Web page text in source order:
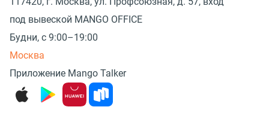
под вывеской MANGO OFFICE
Будни, с 9:00–19:00
Москва
Приложение Mango Talker